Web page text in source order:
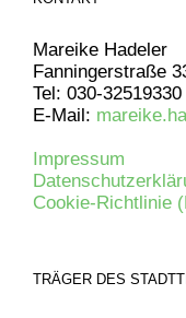
Mareike Hadeler
Fanningerstraße
Tel: 030-
E-Mail:
Impressum
Cookie-Richtlinie
TRÄGER DES